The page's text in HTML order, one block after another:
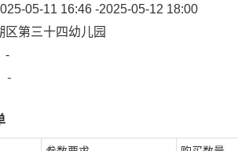
05-11 16:46 -2025-05-12 18:00
区第三十四幼儿园
-
-